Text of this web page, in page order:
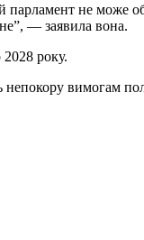
парламент не може
— заявила вона.
2028 року.
вимогам